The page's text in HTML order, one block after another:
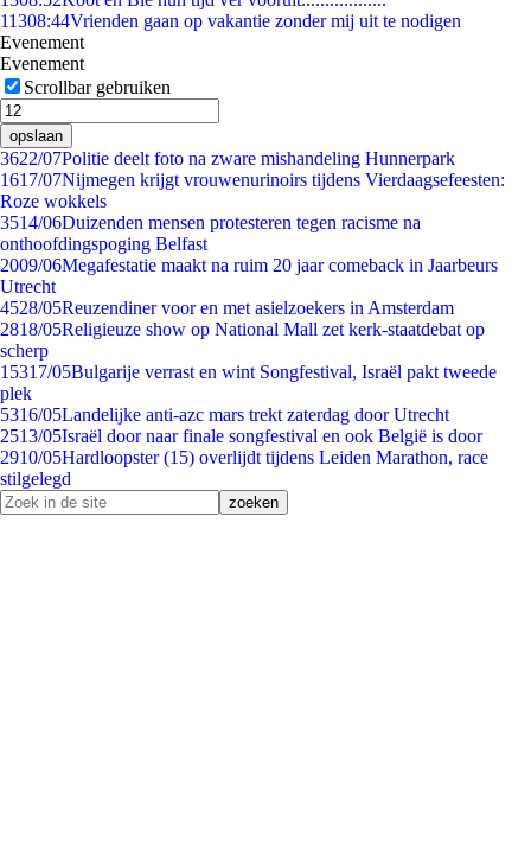
11308:44Vrienden gaan op vakantie zonder mij uit te nodigen
Evenement
Evenement
Scrollbar gebruiken
opslaan
3622/07Politie deelt foto na zware mishandeling Hunnerpark
1617/07Nijmegen krijgt vrouwenurinoirs tijdens Vierdaagsefeesten:
Roze wokkels
3514/06Duizenden mensen protesteren tegen racisme na
onthoofdingspoging Belfast
2009/06Megafestatie maakt na ruim 20 jaar comeback in Jaarbeurs
Utrecht
4528/05Reuzen­diner voor en met asielzoekers in Amsterdam
2818/05Religieuze show op National Mall zet kerk-staatdebat op
scherp
15317/05Bulgarije verrast en wint Songfestival, Israël pakt tweede
plek
5316/05Landelijke anti-azc mars trekt zaterdag door Utrecht
2513/05Israël door naar finale songfestival en ook België is door
2910/05Hardloopster (15) overlijdt tijdens Leiden Marathon, race
stilgelegd